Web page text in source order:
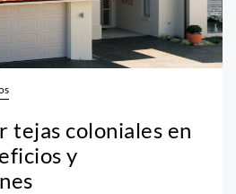
tejas coloniales en
y